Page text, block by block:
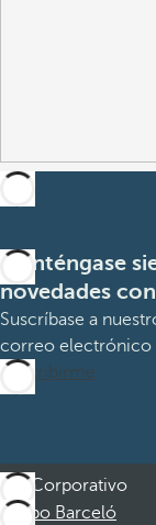
Manténgase
novedades
Suscríbase a
correo electrónico
Suscribirme
Corporativo
Grupo Barceló